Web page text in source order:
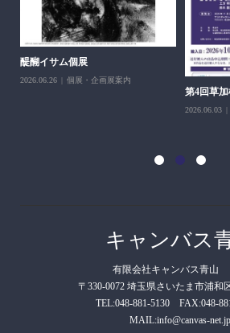
醍醐イサム個展
2026.06.26 個展・企画展案内
第4回草
2026.06.03
キャンバス
有限会社キャンバス
〒330-0072 埼玉県さいたま市浦和
TEL:048-881-5130 FAX:048-
MAIL:info@canvas-net.jp